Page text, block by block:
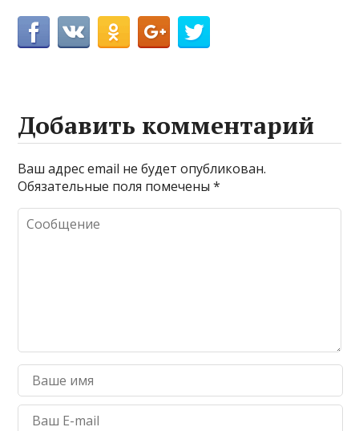
Добавить комментарий
Ваш адрес email не будет опубликован.
Обязательные поля помечены*